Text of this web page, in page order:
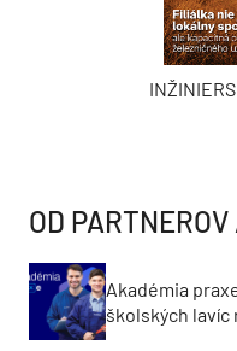
OD PARTNEROV
Akadémia
školských